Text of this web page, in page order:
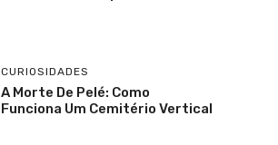
CURIOSIDADES
A Morte De Pelé: Como
Funciona Um Cemitério Vertical